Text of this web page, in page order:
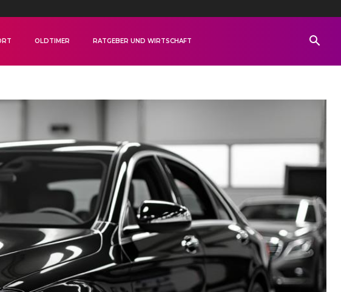
OLDTIMER RATGEBER UND WIRTSCHAFT